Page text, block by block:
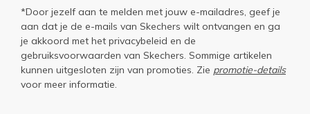
*Door jezelf aan te melden met jouw e-mailadres, geef je
aan dat je de e-mails van Skechers wilt ontvangen en ga
je akkoord met het privacybeleid en de
gebruiksvoorwaarden van Skechers. Sommige artikelen
kunnen uitgesloten zijn van promoties. Zie promotie-details
voor meer informatie.